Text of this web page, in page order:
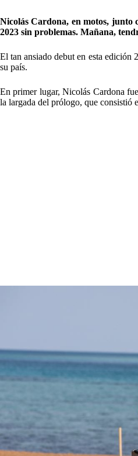
Nicolás Cardona, en motos,
2023 sin problemas. Mañana,
El tan ansiado debut en esta edición
su país.
En primer lugar, Nicolás Cardona
la largada del prólogo, que consistió